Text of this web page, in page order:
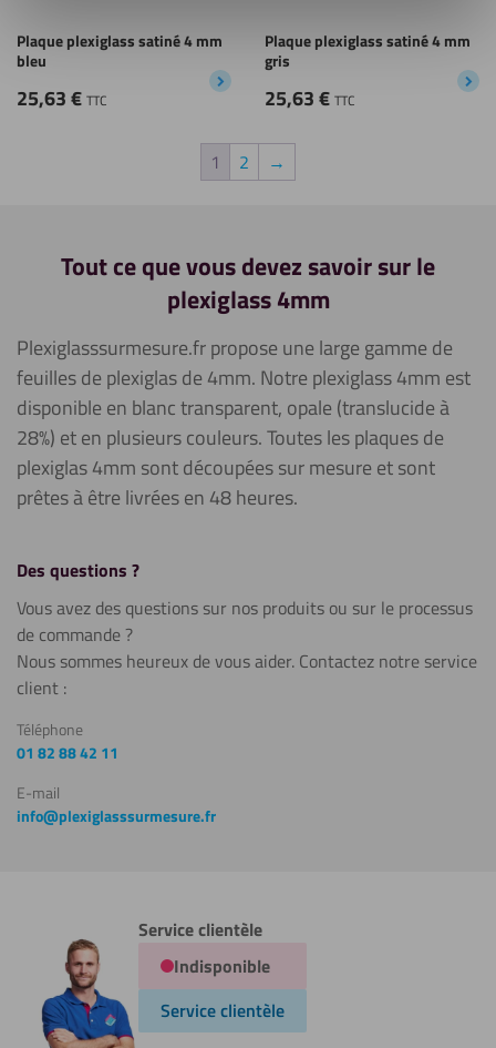
Plaque plexiglass satiné 4 mm
bleu
25,63€ TTC
Plaque plexiglass satiné 4 mm
gris
25,63€ TTC
1 2 →
Tout ce que vous devez savoir sur le
plexiglass 4mm
Plexiglasssurmesure.fr propose une large gamme de
feuilles de plexiglas de 4mm. Notre plexiglass 4mm est
disponible en blanc transparent, opale (translucide à
28%) et en plusieurs couleurs. Toutes les plaques de
plexiglas 4mm sont découpées sur mesure et sont
prêtes à être livrées en 48 heures.
Des questions ?
Vous avez des questions sur nos produits ou sur le processus
de commande ?
Nous sommes heureux de vous aider. Contactez notre service
client :
Téléphone
01 82 88 42 11
E-mail
info@plexiglasssurmesure.fr
Service clientèle
Indisponible
Service clientèle